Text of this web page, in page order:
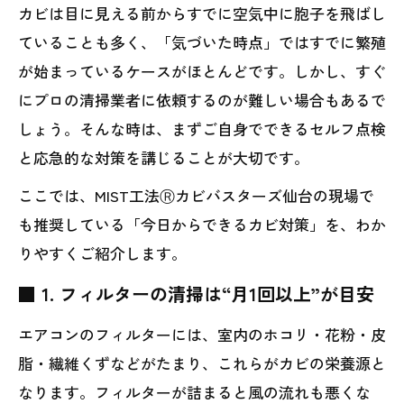
カビは目に見える前からすでに空気中に胞子を飛ばし
ていることも多く、「気づいた時点」ではすでに繁殖
が始まっているケースがほとんどです。しかし、すぐ
にプロの清掃業者に依頼するのが難しい場合もあるで
しょう。そんな時は、まずご自身でできるセルフ点検
と応急的な対策を講じることが大切です。
ここでは、MIST工法Ⓡカビバスターズ仙台の現場で
も推奨している「今日からできるカビ対策」を、わか
りやすくご紹介します。
■ 1. フィルターの清掃は“月1回以上”が目安
エアコンのフィルターには、室内のホコリ・花粉・皮
脂・繊維くずなどがたまり、これらがカビの栄養源と
なります。フィルターが詰まると風の流れも悪くな